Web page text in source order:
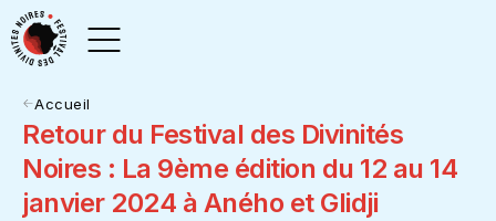
Accueil
Retour du Festival des Divinités
Noires : La 9ème édition du 12 au 14
janvier 2024 à Aného et Glidji